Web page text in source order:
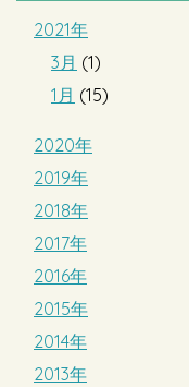
2021年
3月 (1)
1月 (15)
2020年
2019年
2018年
2017年
2016年
2015年
2014年
2013年